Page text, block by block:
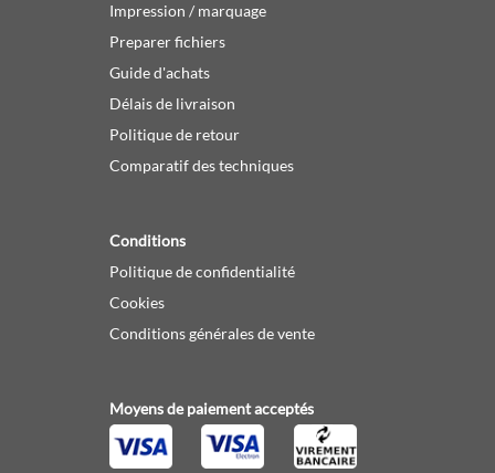
Impression / marquage
Preparer fichiers
Guide d'achats
Délais de livraison
Politique de retour
Comparatif des techniques
Conditions
Politique de confidentialité
Cookies
Conditions générales de vente
Moyens de paiement acceptés